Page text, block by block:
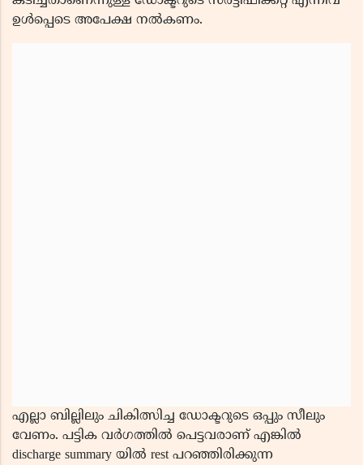
ഉൾപ്പെടെ അപേക്ഷ നൽകണം.
എല്ലാ ബില്ലിലും ചികിത്സിച്ച ഡോക്ടറുടെ ഒപ്പും സീലും
വേണം. പട്ടിക വർഗത്തിൽ പെട്ടവരാണ് എങ്കിൽ
discharge summary യിൽ rest പറഞ്ഞിരിക്കുന്ന